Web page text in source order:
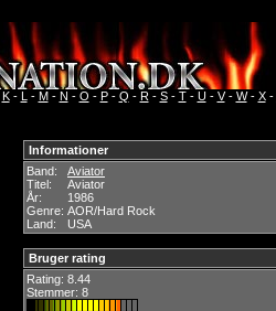
K- L - M- N - O - P- Q - R- S- T- U- V- W- X-
Informationer
Band:
Aviator
Titel:
Aviator
År:
1986
Genre: AOR/Hard Rock
Land:
USA
Bruger rating
Rating: 8.44
Stemmer: 8